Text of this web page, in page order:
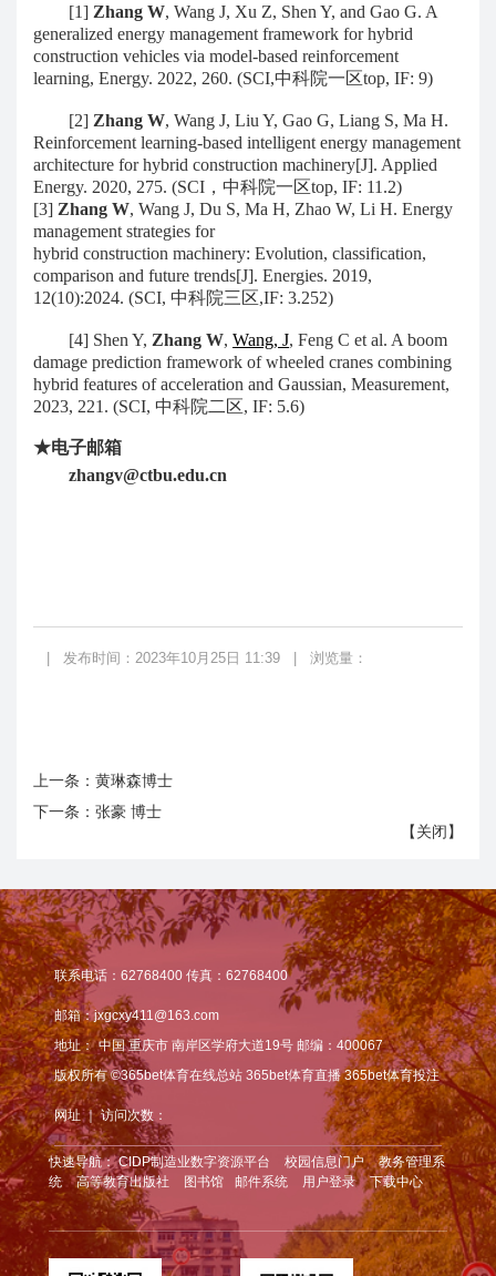
[1] Zhang W, Wang J, Xu Z, Shen Y, and Gao G. A
generalized energy management framework for hybrid
construction vehicles via model-based reinforcement
learning, Energy. 2022, 260. (SCI,中科院一区top, IF: 9)
[2] Zhang W, Wang J, Liu Y, Gao G, Liang S, Ma H.
Reinforcement learning-based intelligent energy management
architecture for hybrid construction machinery[J]. Applied
Energy. 2020, 275. (SCI ， 中科院一区top, IF: 11.2)
[3] Zhang W, Wang J, Du S, Ma H, Zhao W, Li H. Energy
management strategies for
hybrid construction machinery: Evolution, classification,
comparison and future trends[J]. Energies. 2019,
12(10):2024. (SCI, 中科院三区,IF: 3.252)
[4] Shen Y, Zhang W, Wang, J, Feng C et al. A boom
damage prediction framework of wheeled cranes combining
hybrid features of acceleration and Gaussian, Measurement,
2023, 221. (SCI, 中科院二区, IF: 5.6)
★电子邮箱
zhangv@ctbu.edu.cn
发布时间：2023年10月25日 11:39 浏览量：
上一条： 黄琳森博士
下一条： 张豪 博士
【关闭】
联系电话：62768400 传真：62768400
邮箱：jxgcxy411@163.com
地址： 中国 重庆市 南岸区学府大道19号 邮编：400067
版权所有 ©365bet体育在线总站 365bet体育直播 365bet体育投注
网址 ｜ 访问次数：
快速导航： CIDP制造业数字资源平台 校园信息门户
教务管理系
统
高等教育出版社 图书馆 邮件系统 用户登录 下载中心